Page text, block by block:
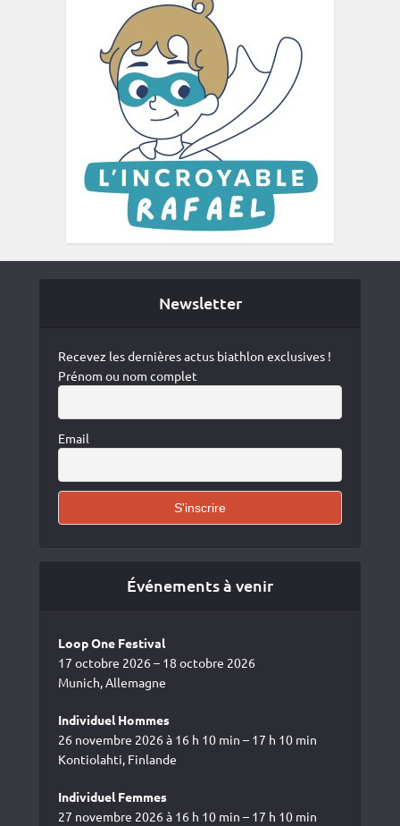
Newsletter
Recevez les dernières actus biathlon exclusives !
Prénom ou nom complet
Email
Événements à venir
Loop One Festival
17 octobre 2026 – 18 octobre 2026
Munich, Allemagne
Individuel Hommes
26 novembre 2026 à 16 h 10 min – 17 h 10 min
Kontiolahti, Finlande
Individuel Femmes
27 novembre 2026 à 16 h 10 min – 17 h 10 min